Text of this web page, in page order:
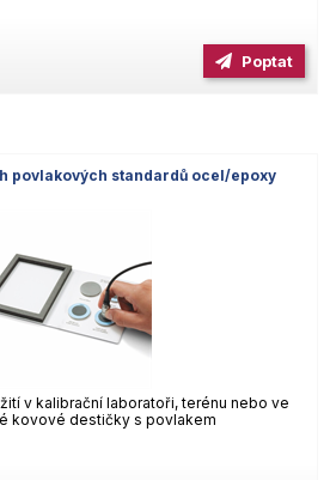
Poptat
povlakových standardů ocel/epoxy
v kalibrační laboratoři, terénu nebo ve
kovové destičky s povlakem